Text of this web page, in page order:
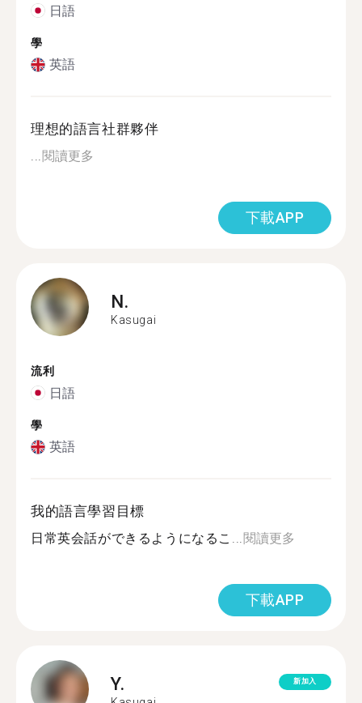
日語
學
英語
理想的語言社群夥伴
...閱讀更多
下載APP
N.
Kasugai
流利
日語
學
英語
我的語言學習目標
日常英会話ができるようになるこ...閱讀更多
下載APP
Y. 新加入